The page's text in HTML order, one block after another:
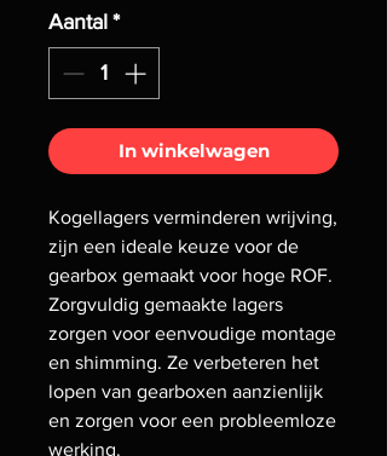
Aantal *
In winkelwagen
Kogellagers verminderen wrijving,
zijn een ideale keuze voor de
gearbox gemaakt voor hoge ROF.
Zorgvuldig gemaakte lagers
zorgen voor eenvoudige montage
en shimming. Ze verbeteren het
lopen van gearboxen aanzienlijk
en zorgen voor een probleemloze
werking.